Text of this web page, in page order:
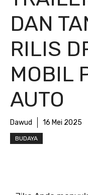
DAN
RILIS
MOBIL
AUTO
Dawud 16 Mei 2025
BUDAYA